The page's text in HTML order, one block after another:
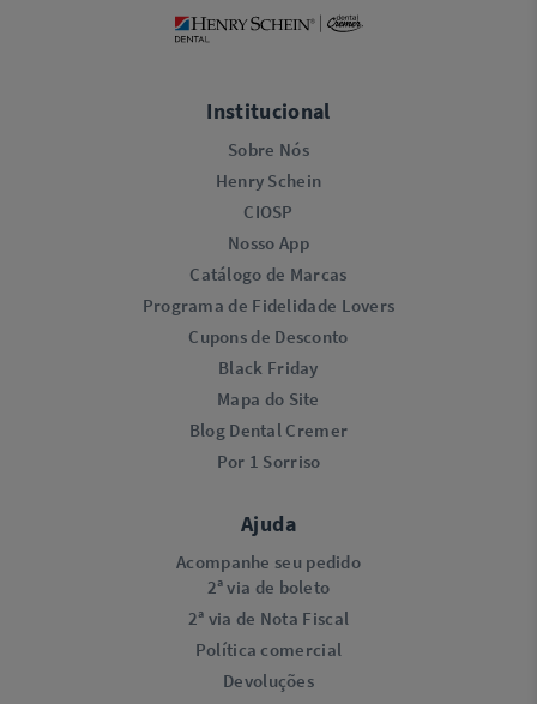
Institucional
Sobre Nós
Henry Schein
CIOSP
Nosso App
Catálogo de Marcas
Programa de Fidelidade Lovers​
Cupons de Desconto
Black Friday
Mapa do Site
Blog Dental Cremer
Por 1 Sorriso
Ajuda
Acompanhe seu pedido
2ª via de boleto
2ª via de Nota Fiscal
Política comercial
Devoluções